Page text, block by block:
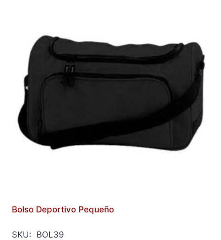
Bolso Deportivo Pequeño
SKU: BOL39